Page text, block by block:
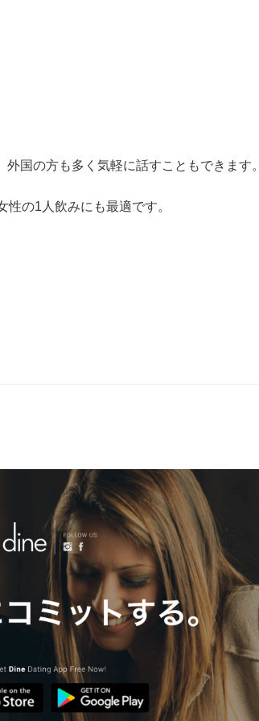
国の方も多く気軽に話すこともできます。
の1人飲みにも最適です。